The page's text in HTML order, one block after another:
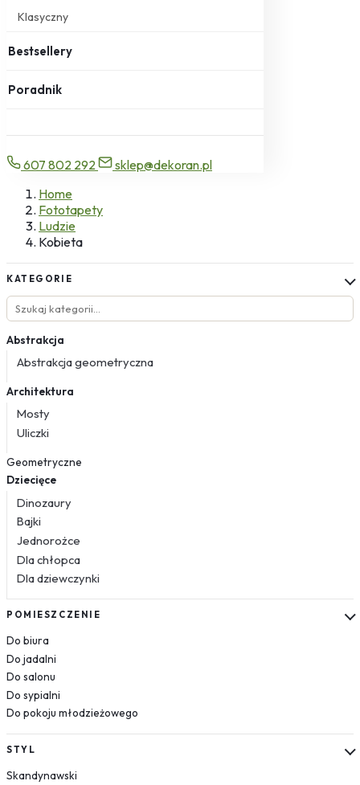
Klasyczny
Bestsellery
Poradnik
607 802 292
sklep@dekoran.pl
Home
Fototapety
Ludzie
Kobieta
KATEGORIE
Abstrakcja
Abstrakcja geometryczna
Architektura
Mosty
Uliczki
Geometryczne
Dziecięce
Dinozaury
Bajki
Jednorożce
Dla chłopca
Dla dziewczynki
Kosmos
Krajobrazy
Góry
Las
Plaża
Wodospad
Pustynia
Jezioro
POMIESZCZENIE
Do biura
Do jadalni
Do salonu
Do sypialni
Do pokoju młodzieżowego
STYL
Skandynawski